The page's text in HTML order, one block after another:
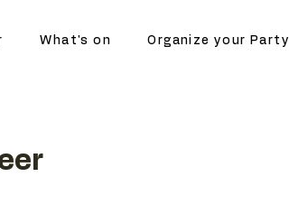
What's on Organize your Party